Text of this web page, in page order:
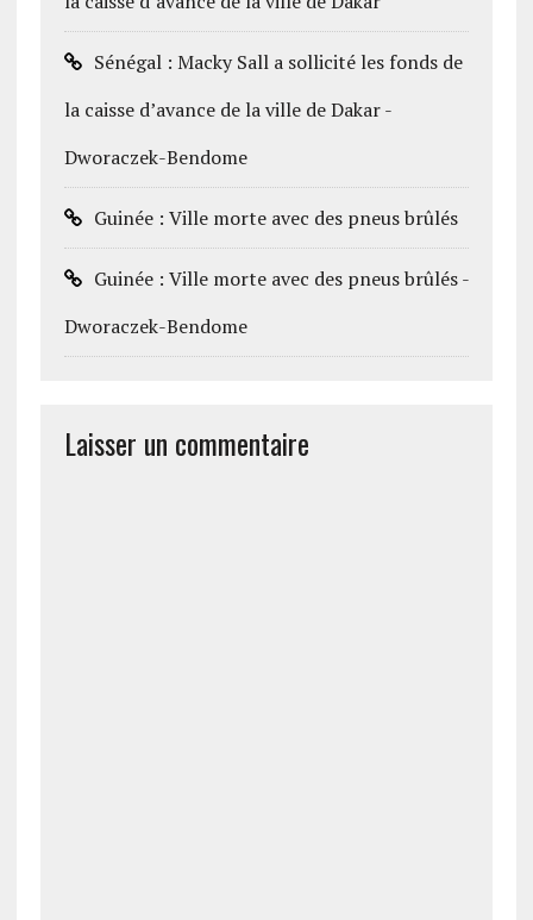
Sénégal : Macky Sall a sollicité les fonds de
la caisse d’avance de la ville de Dakar -
Dworaczek-Bendome
Guinée : Ville morte avec des pneus brûlés
Guinée : Ville morte avec des pneus brûlés -
Dworaczek-Bendome
Laisser un commentaire